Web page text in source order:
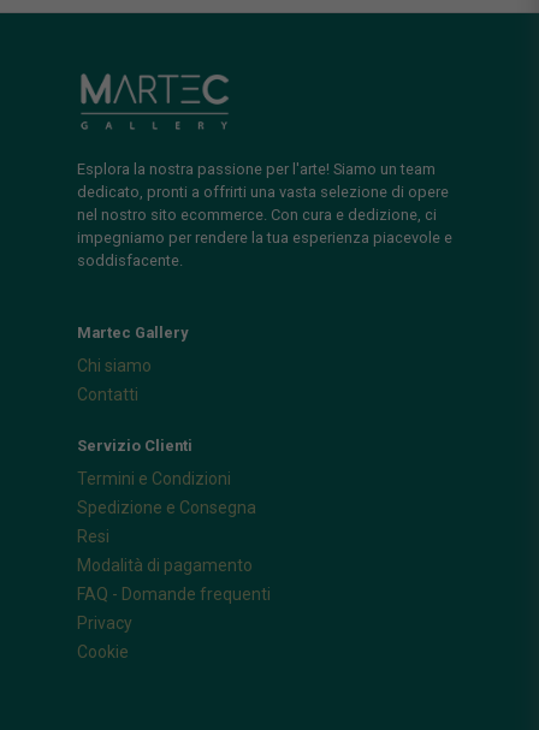
Esplora la nostra passione per l'arte! Siamo un team
dedicato, pronti a offrirti una vasta selezione di opere
nel nostro sito ecommerce. Con cura e dedizione, ci
impegniamo per rendere la tua esperienza piacevole e
soddisfacente.
Martec Gallery
Chi siamo
Contatti
Servizio Clienti
Termini e Condizioni
Spedizione e Consegna
Resi
Modalità di pagamento
FAQ - Domande frequenti
Privacy
Cookie